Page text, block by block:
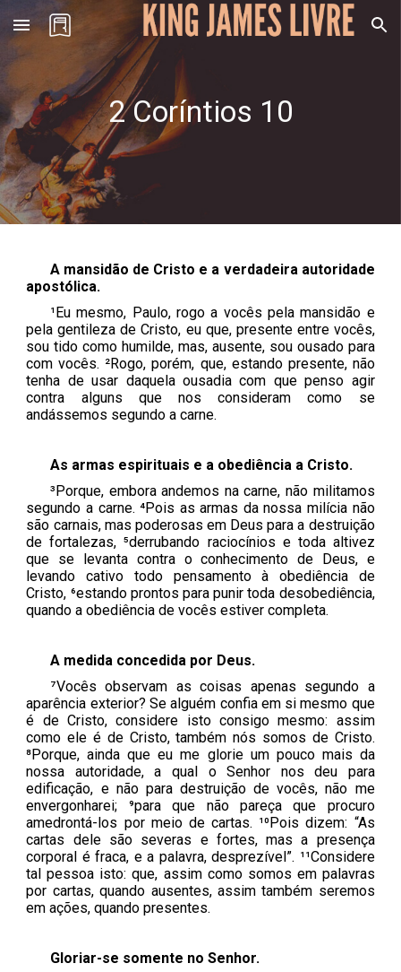
Skip to main content Skip to navigation
2 Coríntios 10
A mansidão de Cristo e a verdadeira autoridade
apostólica.
¹Eu mesmo, Paulo, rogo a vocês pela mansidão e
pela gentileza de Cristo, eu que, presente entre vocês,
sou tido como humilde, mas, ausente, sou ousado para
com vocês. ²Rogo, porém, que, estando presente, não
tenha de usar daquela ousadia com que penso agir
contra alguns que nos consideram como se
andássemos segundo a carne.
As armas espirituais e a obediência a Cristo.
³Porque, embora andemos na carne, não militamos
segundo a carne. ⁴Pois as armas da nossa milícia não
são carnais, mas poderosas em Deus para a destruição
de fortalezas, ⁵derrubando raciocínios e toda altivez
que se levanta contra o conhecimento de Deus, e
levando cativo todo pensamento à obediência de
Cristo, ⁶estando prontos para punir toda desobediência,
quando a obediência de vocês estiver completa.
A medida concedida por Deus.
⁷Vocês observam as coisas apenas segundo a
aparência exterior? Se alguém confia em si mesmo que
é de Cristo, considere isto consigo mesmo: assim
como ele é de Cristo, também nós somos de Cristo.
⁸Porque, ainda que eu me glorie um pouco mais da
nossa autoridade, a qual o Senhor nos deu para
edificação, e não para destruição de vocês, não me
envergonharei; ⁹para que não pareça que procuro
amedrontá-los por meio de cartas. ¹⁰Pois dizem: “As
cartas dele são severas e fortes, mas a presença
corporal é fraca, e a palavra, desprezível”. ¹¹Considere
tal pessoa isto: que, assim como somos em palavras
por cartas, quando ausentes, assim também seremos
em ações, quando presentes.
Gloriar-se somente no Senhor.